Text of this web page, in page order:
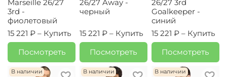
Marseille 26/27
3rd -
фиолетовый
15 221 ₽ – Купить
Посмотреть
26/27 Away -
черный
15 221 ₽ – Купить
Посмотреть
26/27 3rd
Goalkeeper -
синий
15 221 ₽ – Купить
Посмотреть
В наличии В наличии В наличии